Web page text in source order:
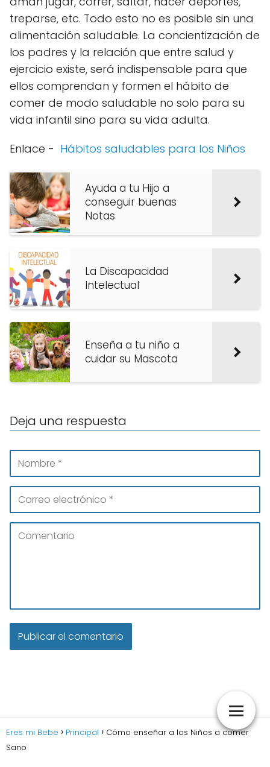
treparse, etc. Todo esto no es posible sin una
alimentación saludable. La concientización de
los padres y la relación que entre salud y
ejercicio existe, será indispensable para que
ellos comprendan y formen el hábito de
comer de modo saludable no solo para su
vida infantil sino para su vida adulta.
Enlace - Hábitos saludables para los Niños
Ayuda a tu Hijo a
conseguir buenas
Notas
La Discapacidad
Intelectual
Enseña a tu niño a
cuidar su Mascota
Deja una respuesta
Eres mi Bebe Principal
Cómo enseñar a los Niños a comer
Sano